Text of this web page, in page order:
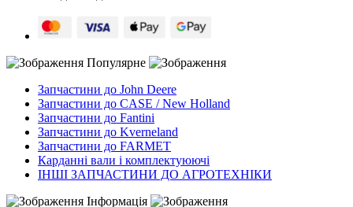
Популярне
Запчастини до John Deere
Запчастини до CASE / New Holland
Запчастини до Fantini
Запчастини до Kverneland
Запчастини до FARMET
Карданні вали і комплектуюючі
ІНШІ ЗАПЧАСТИНИ ДО АГРОТЕХНІКИ
Інформація